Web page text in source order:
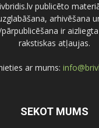
publicēto
arhivēšana
ir
rakstiskas atļaujas.
ar mums:
SEKOT MUMS